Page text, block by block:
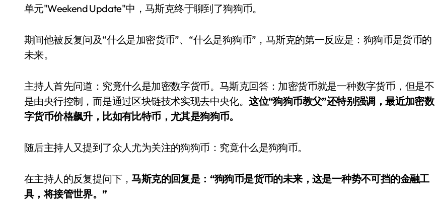
单元"Weekend Update"中，马斯克终于聊到了狗狗币。
期间他被反复问及“什么是加密货币”、“什么是狗狗币”，马斯克的第一反应是：狗狗币是货币的
未来。
主持人首先问道：究竟什么是加密数字货币。马斯克回答：加密货币就是一种数字货币，但是不
是由央行控制，而是通过区块链技术实现去中央化。这位“狗狗币教父”还特别强调，最近加密数
字货币价格飙升，比如有比特币，尤其是狗狗币。
随后主持人又提到了众人尤为关注的狗狗币：究竟什么是狗狗币。
在主持人的反复提问下，马斯克的回复是：“狗狗币是货币的未来，这是一种势不可挡的金融工
具，将接管世界。”